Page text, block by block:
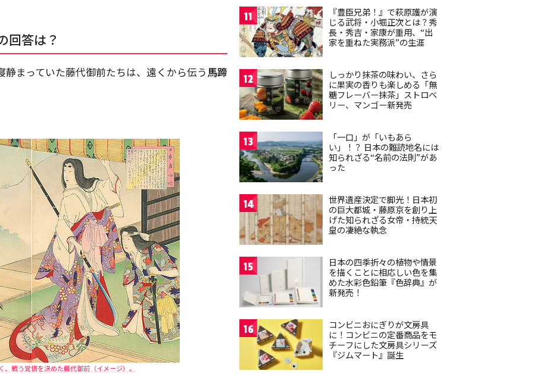
回答は？
まっていた藤代御前たちは、遠くから伝う馬蹄
戦う覚悟を決めた藤代御前（イメージ）。
11
『豊臣兄弟！』で萩原護が演
じる武将・小堀正次とは？秀
長・秀吉・家康が重用、“出
家を重ねた実務派”の生涯
12
しっかり抹茶の味わい、さら
に果実の香りも楽しめる「無
糖フレーバー抹茶」ストロベ
リー、マンゴー新発売
13
「一口」が「いもあら
い」！？ 日本の難読地名には
知られざる“名前の法則”があ
った
14
世界遺産決定で脚光！日本初
の巨大都城・藤原京を創り上
げた知られざる女帝・持統天
皇の凄絶な執念
15
日本の四季折々の植物や情景
を描くことに相応しい色を集
めた水彩色鉛筆『色辞典』が
新発売！
16
コンビニおにぎりが文房具
に！コンビニの定番商品をモ
チーフにした文房具シリーズ
『ジムマート』誕生